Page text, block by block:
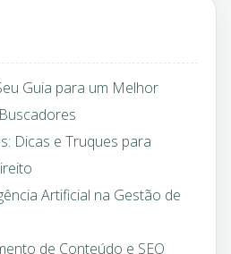
Guia para um Melhor
Dicas e Truques para
Artificial na Gestão de
de Conteúdo e SEO